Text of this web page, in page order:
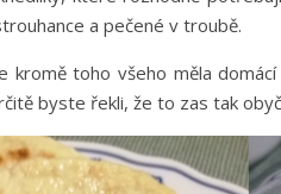
a pečené v troubě.
kromě toho všeho měla
byste řekli, že to zas tak